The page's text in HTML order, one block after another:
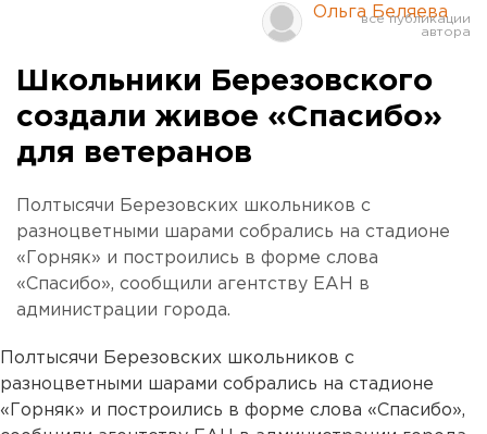
Ольга Беляева
Школьники Березовского
создали живое «Спасибо»
для ветеранов
Полтысячи Березовских школьников с
разноцветными шарами собрались на стадионе
«Горняк» и построились в форме слова
«Спасибо», сообщили агентству ЕАН в
администрации города.
Полтысячи Березовских школьников с
разноцветными шарами собрались на стадионе
«Горняк» и построились в форме слова «Спасибо»,